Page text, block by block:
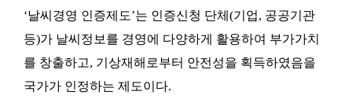
‘날씨경영 인증제도’는 인증신청 단체(기업, 공공기관
등)가 날씨정보를 경영에 다양하게 활용하여 부가가치
를 창출하고, 기상재해로부터 안전성을 획득하였음을
국가가 인정하는 제도이다.